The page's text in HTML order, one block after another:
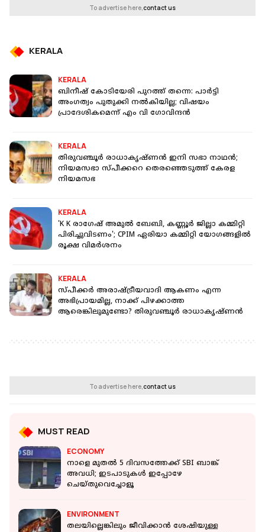
To advertise here,contact us
KERALA
KERALA
ബിനീഷ് കോടിയേരി പുറത്ത് തന്നെ: പാര്‍ട്ടി
അംഗത്വം പുതുക്കി നല്‍കിയില്ല; വിഷയം
പ്രാദേശികമെന്ന് എം വി ഗോവിന്ദന്‍
KERALA
തിരുവഞ്ചൂർ രാധാകൃഷ്ണൻ ഇനി സഭാ നാഥൻ;
നിയമസഭാ സ്പീക്കറെ തെരഞ്ഞെടുത്ത് കേരള
നിയമസഭ
KERALA
'K K രാഗേഷ് അമുൽ ബേബി, കണ്ണൂർ ജില്ലാ കമ്മിറ്റി
പിരിച്ചുവിടണം'; CPIM ഏരിയാ കമ്മിറ്റി യോഗങ്ങളിൽ
രൂക്ഷ വിമർശനം
KERALA
സ്പീക്കർ അരാഷ്ട്രീയവാദി ആകണം എന്ന
അഭിപ്രായമില്ല, നാക്ക് പിഴക്കാത്ത
ആരെങ്കിലുമുണ്ടോ? തിരുവഞ്ചൂര്‍ രാധാകൃഷ്ണന്‍
To advertise here,contact us
MUST READ
ECONOMY
നാളെ മുതൽ 5 ദിവസത്തേക്ക് SBI ബാങ്ക്
അവധി; ഇടപാടുകൾ ഇപ്പോഴേ
ചെയ്തുവെച്ചോളൂ
ENVIRONMENT
തലയില്ലെങ്കിലും ജീവിക്കാൻ ശേഷിയുള്ള